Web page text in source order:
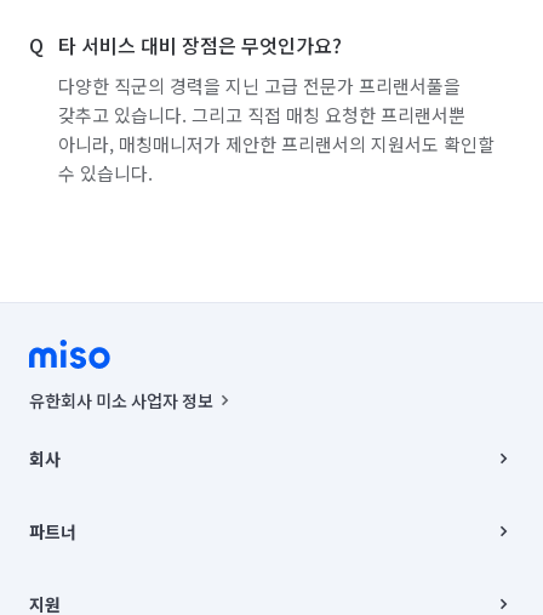
타 서비스 대비 장점은 무엇인가요?
다양한 직군의 경력을 지닌 고급 전문가 프리랜서풀을
갖추고 있습니다. 그리고 직접 매칭 요청한 프리랜서뿐
아니라, 매칭매니저가 제안한 프리랜서의 지원서도 확인할
수 있습니다.
유한회사 미소 사업자 정보
00019 |
주소 | 본사: 서울특별시 종로구 율곡로 6(중학동, 트윈트리빌딩) B동 5층
컨택센터 : 서울특별시 종로구 수송동 율곡로 24, 7층, 8층 미소
상품, 상품정보, 거래에 관한 의무와 책임은 거래당사자에게 있습니다.
회사
채용
파트너
이사
지원